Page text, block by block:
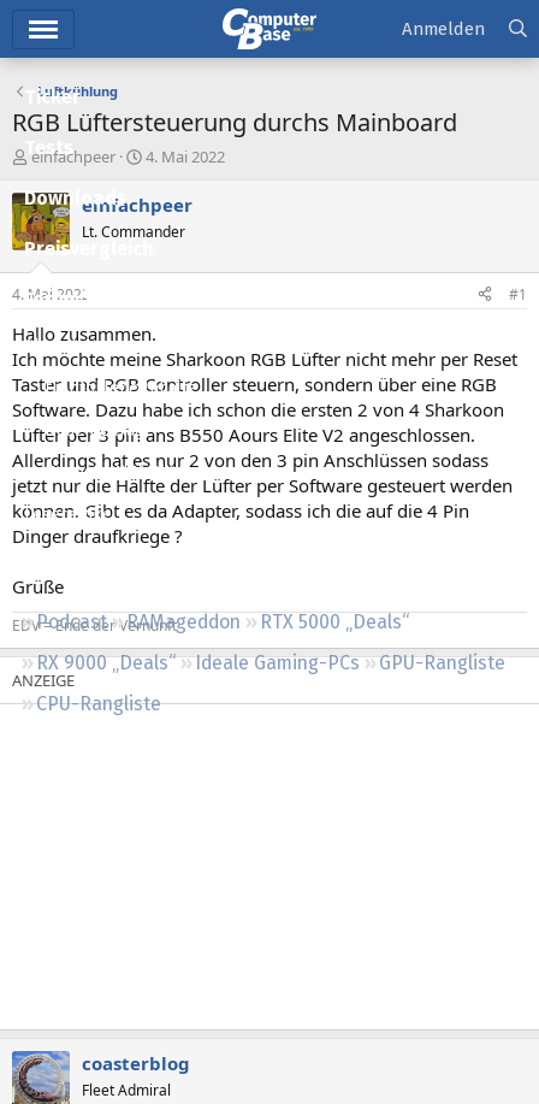
Ticker
Tests
Downloads
Preisvergleich
Forum
Aktuelles
Empfohlene Inhalte
Neue Beiträge
Neueste Aktivitäten
Leserartikel
Podcast RAMageddon
RTX 5000 „Deals“
RX 9000 „Deals“
Ideale Gaming-PCs
GPU-Rangliste
CPU-Rangliste
Anmelden
Luftkühlung
RGB Lüftersteuerung durchs Mainboard
E
s
t
e
l
e
r
einfachpeer
E
s
e
t
a
4. Mai 2022
einfachpeer
Lt. Commander
4. Mai 2022 #1
Hallo zusammen.
Ich möchte meine Sharkoon RGB Lüfter nicht mehr per Reset
Taster und RGB Controller steuern, sondern über eine RGB
Software. Dazu habe ich schon die ersten 2 von 4 Sharkoon
Lüfter per 3 pin ans B550 Aours Elite V2 angeschlossen.
Allerdings hat es nur 2 von den 3 pin Anschlüssen sodass
jetzt nur die Hälfte der Lüfter per Software gesteuert werden
können. Gibt es da Adapter, sodass ich die auf die 4 Pin
Dinger draufkriege ?
Grüße
EDV = Ende der Vernunft
coasterblog
Fleet Admiral